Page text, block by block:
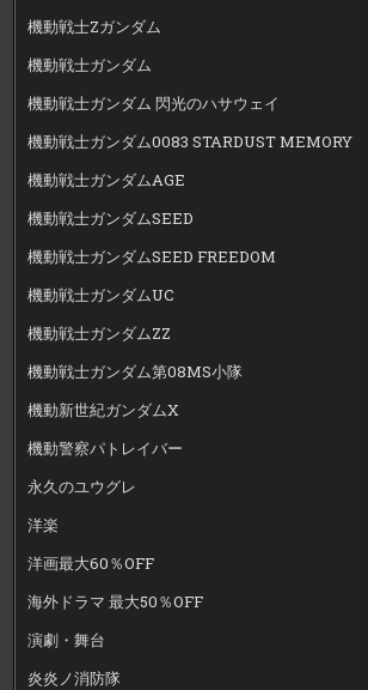
機動戦士Zガンダム
機動戦士ガンダム
機動戦士ガンダム 閃光のハサウェイ
機動戦士ガンダム0083 STARDUST MEMORY
機動戦士ガンダムAGE
機動戦士ガンダムSEED
機動戦士ガンダムSEED FREEDOM
機動戦士ガンダムUC
機動戦士ガンダムZZ
機動戦士ガンダム第08MS小隊
機動新世紀ガンダムX
機動警察パトレイバー
永久のユウグレ
洋楽
洋画最大60％OFF
海外ドラマ 最大50％OFF
演劇・舞台
炎炎ノ消防隊